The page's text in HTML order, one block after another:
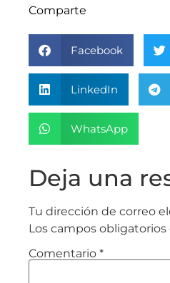
Comparte
Facebook
LinkedIn
WhatsApp
Deja una
Tu dirección de correo
Los campos
Comentario *